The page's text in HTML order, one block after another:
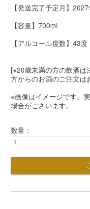
【発送完了予定月】2027
【容量】700ml
【アルコール度数】43度
[※20歳未満の方の飲酒
方からのお酒のご注文は
※画像はイメージです。
場合がございます。
数量：